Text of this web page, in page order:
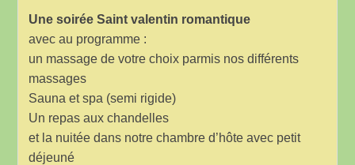
Une soirée Saint valentin romantique
avec au programme :
un massage de votre choix parmis nos différents
massages
Sauna et spa (semi rigide)
Un repas aux chandelles
et la nuitée dans notre chambre d’hôte avec petit
déjeuné